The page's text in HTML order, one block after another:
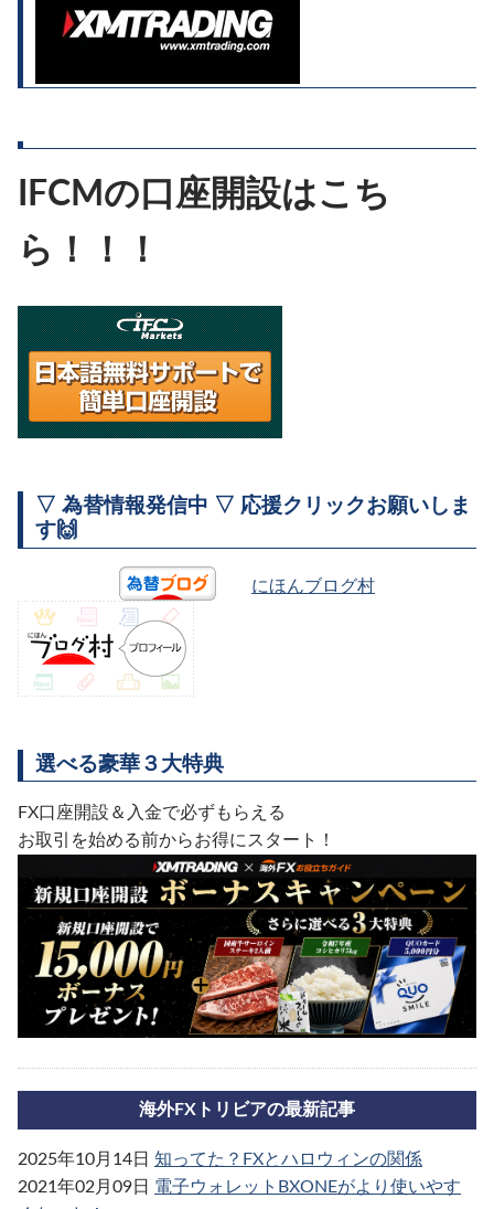
IFCMの口座開設はこち
ら！！！
▽ 為替情報発信中 ▽ 応援クリックお願いしま
す🙌
にほんブログ村
選べる豪華３大特典
FX口座開設＆入金で必ずもらえる
お取引を始める前からお得にスタート！
海外FXトリビアの最新記事
2025年10月14日 知ってた？FXとハロウィンの関係
2021年02月09日 電子ウォレットBXONEがより使いやす